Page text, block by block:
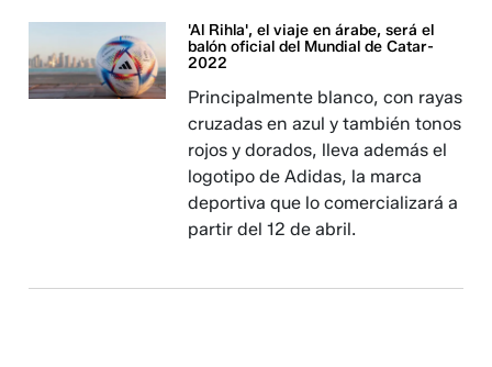
'Al Rihla', el viaje en árabe, será el
balón oficial del Mundial de Catar-
2022
Principalmente blanco, con rayas
cruzadas en azul y también tonos
rojos y dorados, lleva además el
logotipo de Adidas, la marca
deportiva que lo comercializará a
partir del 12 de abril.